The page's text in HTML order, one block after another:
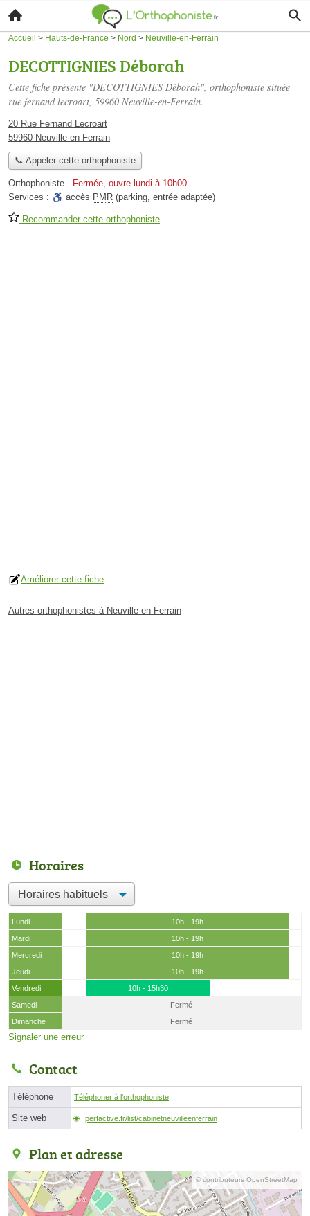
Accueil > Hauts-de-France > Nord > Neuville-en-Ferrain
DECOTTIGNIES Déborah
Cette fiche présente "DECOTTIGNIES Déborah", orthophoniste située
rue fernand lecroart, 59960 Neuville-en-Ferrain.
20 Rue Fernand Lecroart
59960 Neuville-en-Ferrain
📞 Appeler cette orthophoniste
Orthophoniste - Fermée, ouvre lundi à 10h00
Services :
accès PMR (parking, entrée adaptée)
Recommander cette orthophoniste
Améliorer cette fiche
Autres orthophonistes à Neuville-en-Ferrain
Horaires
Lundi
10h - 19h
Mardi
10h - 19h
Mercredi
10h - 19h
Jeudi
10h - 19h
Vendredi
10h - 15h30
Samedi
Fermé
Dimanche
Fermé
Signaler une erreur
Contact
Téléphone Téléphoner à l'orthophoniste
Site web perfactive.fr/list/cabinetneuvilleenferrain
Plan et adresse
© contributeurs OpenStreetMap